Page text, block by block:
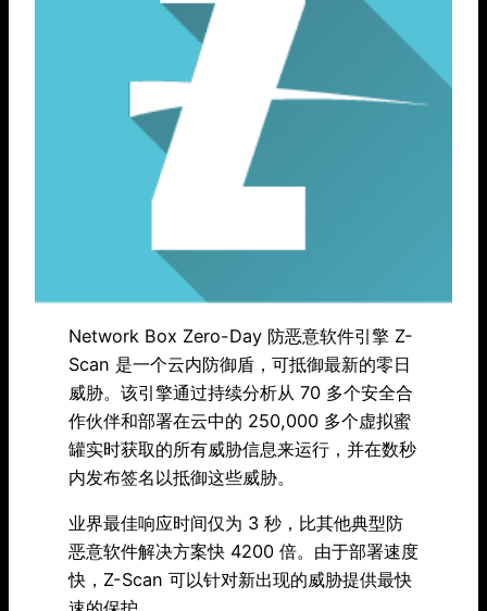
Network Box Zero-Day 防恶意软件引擎 Z-
Scan 是一个云内防御盾，可抵御最新的零日
威胁。该引擎通过持续分析从 70 多个安全合
作伙伴和部署在云中的 250,000 多个虚拟蜜
罐实时获取的所有威胁信息来运行，并在数秒
内发布签名以抵御这些威胁。
业界最佳响应时间仅为 3 秒，比其他典型防
恶意软件解决方案快 4200 倍。由于部署速度
快，Z-Scan 可以针对新出现的威胁提供最快